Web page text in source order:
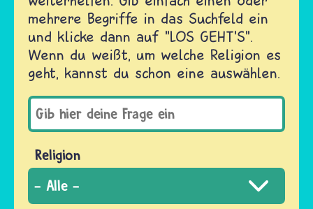
mehrere Begriffe in das Suchfeld ein
und klicke dann auf "LOS GEHT'S".
Wenn du weißt, um welche Religion es
geht, kannst du schon eine auswählen.
Religion